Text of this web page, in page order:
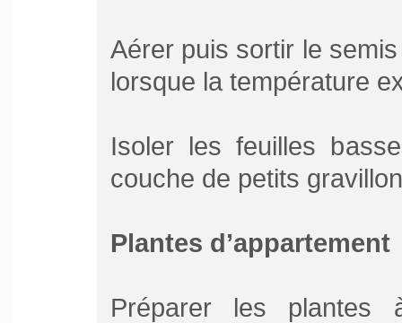
Aérer puis sortir le
lorsque la température
Isoler les feuilles
couche de petits
Plantes d’appartement
Préparer les plantes